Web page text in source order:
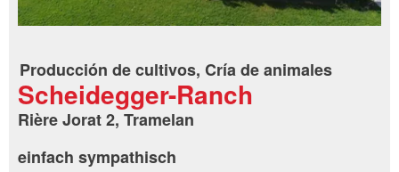
Producción de cultivos, Cría de animales
Scheidegger-Ranch
Rière Jorat 2, Tramelan
einfach sympathisch